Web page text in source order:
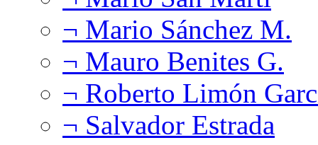
¬ Mario Sánchez M.
¬ Mauro Benites G.
¬ Roberto Limón
¬ Salvador Estrada